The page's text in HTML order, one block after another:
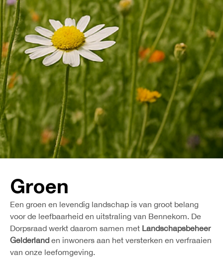
Groen
Een groen en levendig landschap is van groot belang
voor de leefbaarheid en uitstraling van Bennekom. De
Dorpsraad werkt daarom samen met Landschapsbeheer
Gelderland en inwoners aan het versterken en verfraaien
van onze leefomgeving.